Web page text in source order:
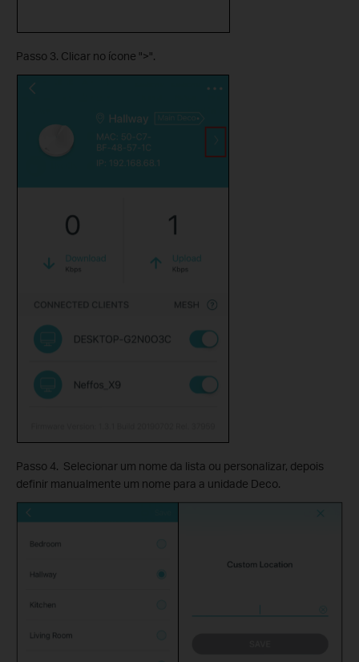
Passo 3. Clicar no ícone ">".
Passo 4. Selecionar um nome da lista ou personalizar, depois
definir manualmente um nome para a unidade Deco.